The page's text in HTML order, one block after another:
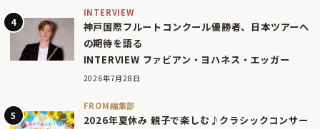
INTERVIEW
神戸国際フルートコンクール優勝者、日本ツアーへ
の期待を語る
INTERVIEW ファビアン・ヨハネス・エッガー
2026年7月28日
FROM編集部
2026年夏休み 親子で楽しむ♪クラシックコンサー